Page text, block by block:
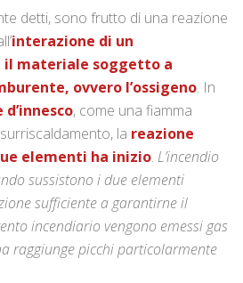
detti, sono frutto di una reazione
interazione di un
il materiale soggetto a
ovvero l’ossigeno. In
, come una fiamma
la reazione
elementi ha inizio. L’incendio
sussistono i due elementi
sufficiente a garantirne il
incendiario vengono emessi gas
raggiunge picchi particolarmente